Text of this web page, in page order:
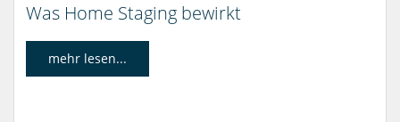
Was Home Staging bewirkt
mehr lesen...